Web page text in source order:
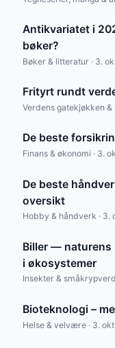
Antikvariatet i
bøker?
Bøker & litteratur · 3.
Frityrt rundt
Verdens gatekjøkken &
De beste
Finans & økonomi · 3.
De beste
oversikt
Hobby & håndverk · 3.
Biller — naturens
i økosystemer
Insekter &
Bioteknologi –
Helse & velvære · 3.